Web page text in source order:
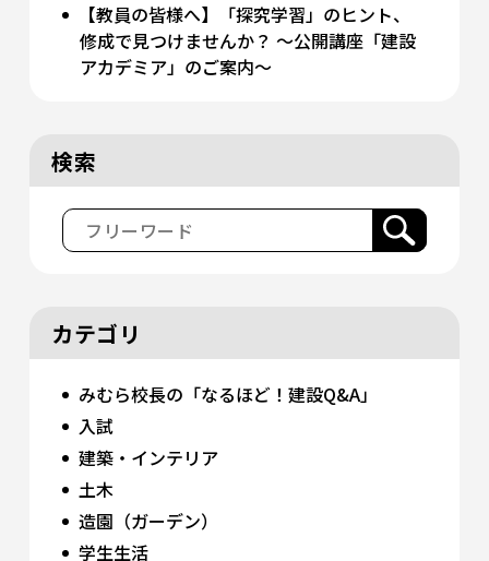
【教員の皆様へ】「探究学習」のヒント、
修成で見つけませんか？ 〜公開講座「建設
アカデミア」のご案内〜
検索
カテゴリ
みむら校長の「なるほど！建設Q&A」
入試
建築・インテリア
土木
造園（ガーデン）
学生生活